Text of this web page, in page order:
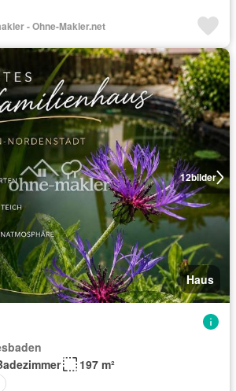
- Ohne-Makler.net
12bilder
Haus
197 m²